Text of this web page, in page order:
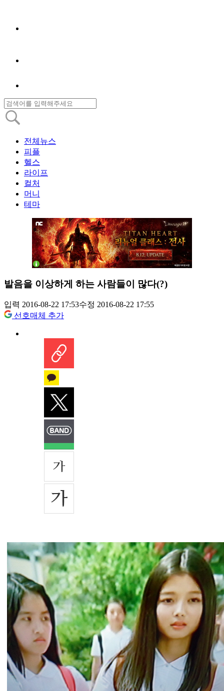
전체뉴스
피플
헬스
라이프
컬처
머니
테마
발음을 이상하게 하는 사람들이 많다(?)
입력 2016-08-22 17:53수정 2016-08-22 17:55
선호매체 추가